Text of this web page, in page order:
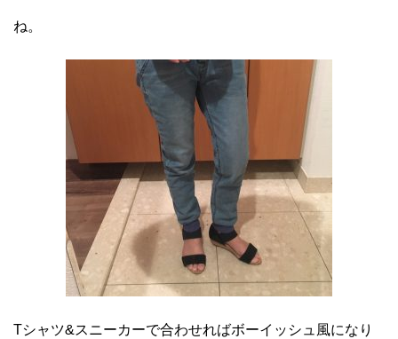
ね。
Tシャツ&スニーカーで合わせればボーイッシュ風になり